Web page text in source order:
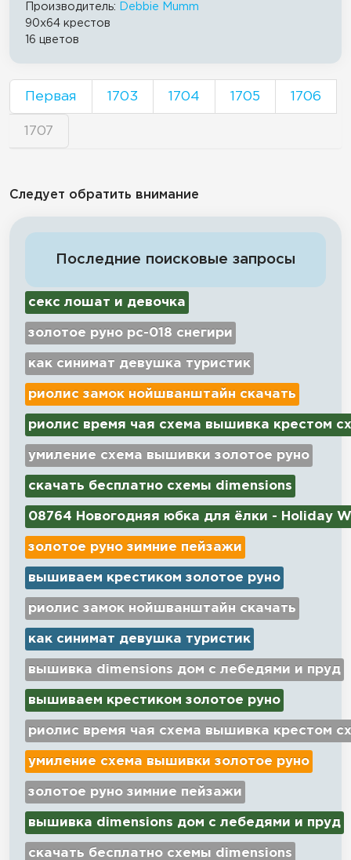
Производитель:
Debbie Mumm
90x64 крестов
16 цветов
Первая 1703 1704 1705 1706
1707
Следует обратить внимание
Последние поисковые запросы
секс лошат и девочка
золотое руно рс-018 снегири
как синимат девушка туристик
риолис замок нойшванштайн скачать
риолис время чая схема вышивка крестом
умиление схема вышивки золотое руно
скачать бесплатно схемы dimensions
08764 Новогодняя юбка для ёлки - Holiday
золотое руно зимние пейзажи
вышиваем крестиком золотое руно
риолис замок нойшванштайн скачать
как синимат девушка туристик
вышивка dimensions дом с лебедями и пруд
вышиваем крестиком золотое руно
риолис время чая схема вышивка крестом
умиление схема вышивки золотое руно
золотое руно зимние пейзажи
вышивка dimensions дом с лебедями и пруд
скачать бесплатно схемы dimensions